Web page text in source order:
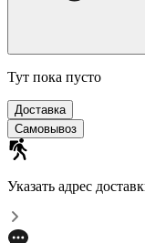
Тут пока пусто
Доставка
Самовывоз
Указать адрес